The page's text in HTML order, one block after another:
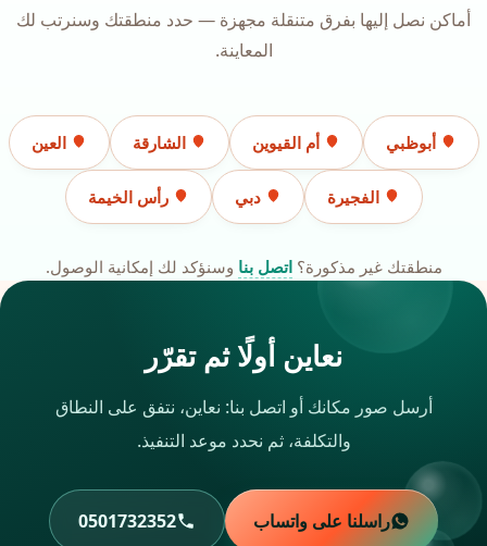
أماكن نصل إليها بفرق متنقلة مجهزة — حدد منطقتك وسنرتب لك
المعاينة.
أبوظبي أم القيوين الشارقة العين
الفجيرة دبي رأس الخيمة
منطقتك غير مذكورة؟اتصل بنا وسنؤكد لك إمكانية الوصول.
نعاين أولًا ثم تقرّر
أرسل صور مكانك أو اتصل بنا: نعاين، نتفق على النطاق
والتكلفة، ثم نحدد موعد التنفيذ.
راسلنا على واتساب 0501732352